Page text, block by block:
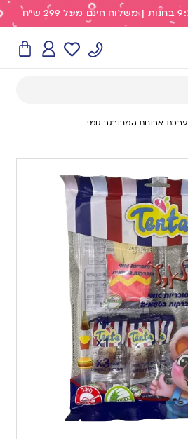
ערכת ארוחת המבורגר גומי